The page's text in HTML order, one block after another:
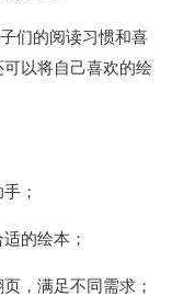
们的阅读习惯和喜
以将自己喜欢的绘
；
的绘本；
，满足不同需求；